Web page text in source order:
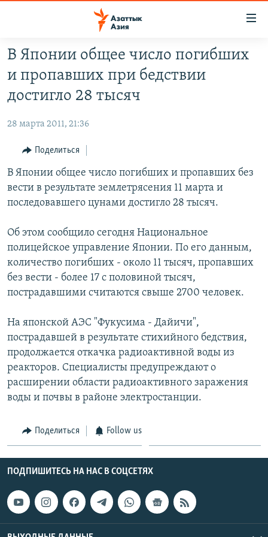
Вернуться
основному
содержанию
навигации
Вернутся
поиску
КАЗАХСТАН
УЗБЕКИСТАН
ТАДЖИКИСТАН
НОВОСТИ
НА ДРУГИХ ЯЗЫКАХ
ҚАЗАҚША
КЫРГЫЗЧА
ЎЗБЕКЧА
TÜRKMENÇE
В Японии общее число погибших
и пропавших при бедствии
достигло 28 тысяч
28 марта 2011, 21:36
Поделиться
В Японии общее число погибших и пропавших без
вести в результате землетрясения 11 марта и
последовавшего цунами достигло 28 тысяч.
Об этом сообщило сегодня Национальное
полицейское управление Японии. По его данным,
количество погибших - около 11 тысяч, пропавших
без вести - более 17 с половиной тысяч,
пострадавшими считаются свыше 2700 человек.
На японской АЭС "Фукусима - Дайичи",
пострадавшей в результате стихийного бедствия,
продолжается откачка радиоактивной воды из
реакторов. Специалисты предупреждают о
расширении области радиоактивного заражения
воды и почвы в районе электростанции.
Поделиться Follow us
ПОДПИШИТЕСЬ НА НАС В СОЦСЕТЯХ